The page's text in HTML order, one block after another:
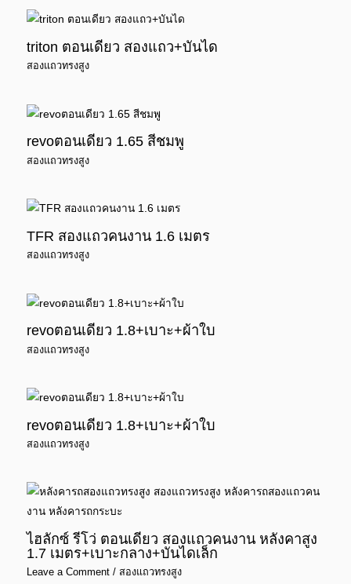
triton ตอนเดียว สองแถว+บันได
สองแถวทรงสูง
revoตอนเดียว 1.65 สีชมพู
สองแถวทรงสูง
TFR สองแถวคนงาน 1.6 เมตร
สองแถวทรงสูง
revoตอนเดียว 1.8+เบาะ+ผ้าใบ
สองแถวทรงสูง
revoตอนเดียว 1.8+เบาะ+ผ้าใบ
สองแถวทรงสูง
ไฮลักซ์ รีโว่ ตอนเดียว สองแถวคนงาน หลังคาสูง
1.7 เมตร+เบาะกลาง+บันไดเล็ก
Leave a Comment /สองแถวทรงสูง